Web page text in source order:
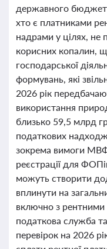
державного
хто є платниками
надрами у цілях, не
корисних копалин,
господарської
формувань, які
2026 рік
використання
близько 59,5 млрд
податкових
зокрема вимоги
реєстрації для
можуть створити
вплинути на
включно з
податкова служба
перевірок на 2026